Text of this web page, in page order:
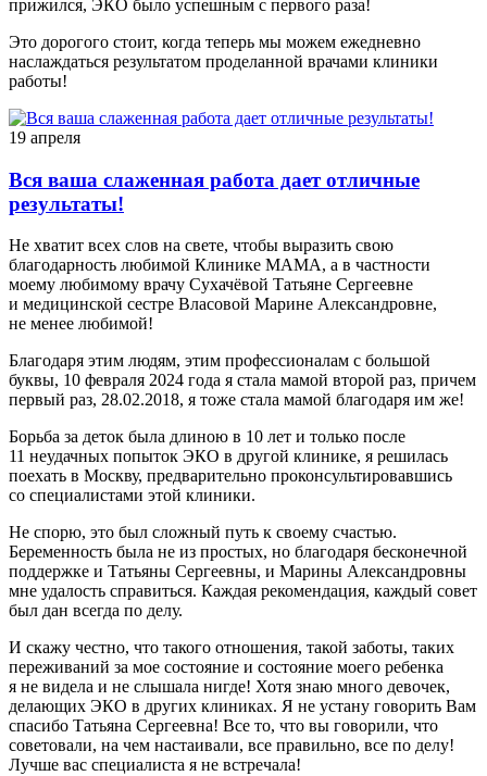
прижился, ЭКО было успешным с первого раза!
Это дорогого стоит, когда теперь мы можем ежедневно
наслаждаться результатом проделанной врачами клиники
работы!
19 апреля
Вся ваша слаженная работа дает отличные
результаты!
Не хватит всех слов на свете, чтобы выразить свою
благодарность любимой Клинике МАМА, а в частности
моему любимому врачу Сухачёвой Татьяне Сергеевне
и медицинской сестре Власовой Марине Александровне,
не менее любимой!
Благодаря этим людям, этим профессионалам с большой
буквы, 10 февраля 2024 года я стала мамой второй раз, причем
первый раз, 28.02.2018, я тоже стала мамой благодаря им же!
Борьба за деток была длиною в 10 лет и только после
11 неудачных попыток ЭКО в другой клинике, я решилась
поехать в Москву, предварительно проконсультировавшись
со специалистами этой клиники.
Не спорю, это был сложный путь к своему счастью.
Беременность была не из простых, но благодаря бесконечной
поддержке и Татьяны Сергеевны, и Марины Александровны
мне удалость справиться. Каждая рекомендация, каждый совет
был дан всегда по делу.
И скажу честно, что такого отношения, такой заботы, таких
переживаний за мое состояние и состояние моего ребенка
я не видела и не слышала нигде! Хотя знаю много девочек,
делающих ЭКО в других клиниках. Я не устану говорить Вам
спасибо Татьяна Сергеевна! Все то, что вы говорили, что
советовали, на чем настаивали, все правильно, все по делу!
Лучше вас специалиста я не встречала!